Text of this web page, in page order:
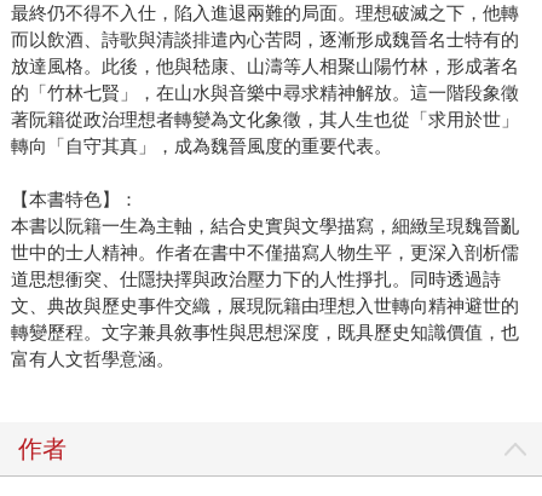
最終仍不得不入仕，陷入進退兩難的局面。理想破滅之下，他轉
而以飲酒、詩歌與清談排遣內心苦悶，逐漸形成魏晉名士特有的
放達風格。此後，他與嵇康、山濤等人相聚山陽竹林，形成著名
的「竹林七賢」，在山水與音樂中尋求精神解放。這一階段象徵
著阮籍從政治理想者轉變為文化象徵，其人生也從「求用於世」
轉向「自守其真」，成為魏晉風度的重要代表。
【本書特色】：
本書以阮籍一生為主軸，結合史實與文學描寫，細緻呈現魏晉亂
世中的士人精神。作者在書中不僅描寫人物生平，更深入剖析儒
道思想衝突、仕隱抉擇與政治壓力下的人性掙扎。同時透過詩
文、典故與歷史事件交織，展現阮籍由理想入世轉向精神避世的
轉變歷程。文字兼具敘事性與思想深度，既具歷史知識價值，也
富有人文哲學意涵。
作者